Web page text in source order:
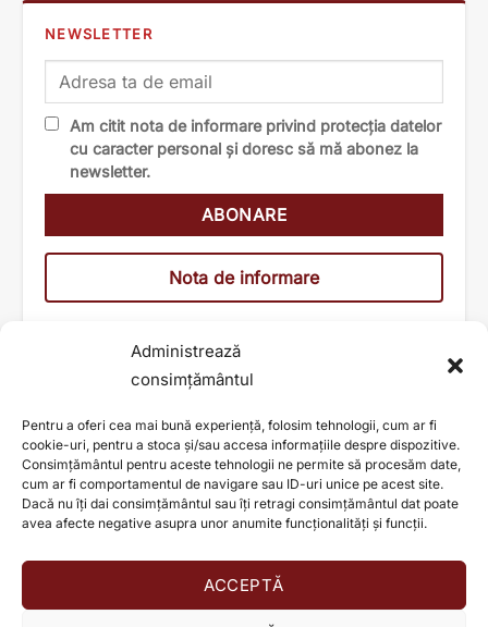
Administrează
consimțământul
Pentru a oferi cea mai bună experiență, folosim tehnologii, cum ar fi
cookie-uri, pentru a stoca și/sau accesa informațiile despre dispozitive.
Consimțământul pentru aceste tehnologii ne permite să procesăm date,
cum ar fi comportamentul de navigare sau ID-uri unice pe acest site.
Dacă nu îți dai consimțământul sau îți retragi consimțământul dat poate
avea afecte negative asupra unor anumite funcționalități și funcții.
ACCEPTĂ
NEWSLETTER
Am citit nota de informare privind protecția datelor
cu caracter personal și doresc să mă abonez la
newsletter.
Nota de informare
AJUTĂ ȘI TU LA SCHIMBAREA UNEI VIEȚI!